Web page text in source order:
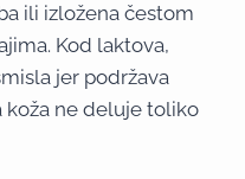
ili izložena čestom
Kod laktova,
jer podržava
koža ne deluje toliko